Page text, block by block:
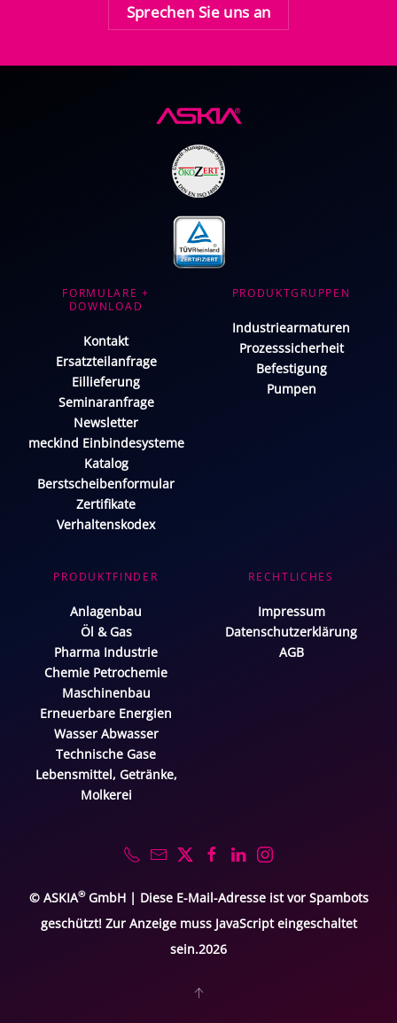
Sprechen Sie uns an
FORMULARE +
DOWNLOAD
Kontakt
Ersatzteilanfrage
Eillieferung
Seminaranfrage
Newsletter
meckind Einbindesysteme
Katalog
Berstscheibenformular
Zertifikate
Verhaltenskodex
PRODUKTGRUPPEN
Industriearmaturen
Prozesssicherheit
Befestigung
Pumpen
PRODUKTFINDER
Anlagenbau
Öl & Gas
Pharma Industrie
Chemie Petrochemie
Maschinenbau
Erneuerbare Energien
Wasser Abwasser
Technische Gase
Lebensmittel, Getränke,
Molkerei
RECHTLICHES
Impressum
Datenschutzerklärung
AGB
© ASKIA®GmbH | Diese E-Mail-Adresse ist vor Spambots
geschützt! Zur Anzeige muss JavaScript eingeschaltet
sein.2026